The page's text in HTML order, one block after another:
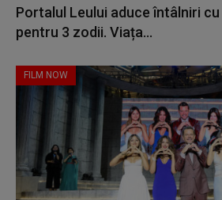
Portalul Leului aduce întâlniri
pentru 3 zodii. Viața...
FILM NOW